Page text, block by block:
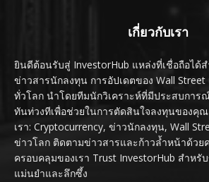
เกี่ยวกับเรา
ยินดีต้อนรับสู่ InvestorHub แหล่งที่เชื่อถือได้
ข่าวสารนักลงทุน การอัปเดตของ Wall
ทั่วโลก นำโดยทีมนักวิเคราะห์ที่มีประสบการ
ทันท่วงทีเพื่อช่วยในการตัดสินใจลงทุนของคุ
เรา: Cryptocurrency, ข่าวนักลงทุน, Wall
ข่าวโลก ติดตามข่าวสารและก้าวล้ำหน้าด้วย
ครอบคลุมของเรา Trust InvestorHub สำหรั
แม่นยำและลึกซึ้ง